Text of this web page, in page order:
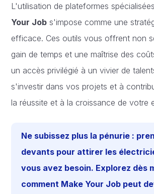
L'utilisation de plateformes
Your Job s'impose comme une
efficace. Ces outils vous offrent non
gain de temps et une maîtrise des
un accès privilégié à un vivier de
s'investir dans vos projets et à
la réussite et à la croissance de votre
Ne subissez plus la pénurie :
devants pour attirer les
vous avez besoin. Explorez dès
comment Make Your Job peut